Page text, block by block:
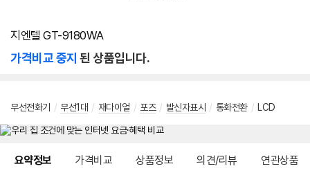
지엔텔 GT-9180WA
가격비교 중지 된 상품입니다.
무선전화기 / 무선1대 / 재다이얼 / 포즈 / 발신자표시 / 통화전환 / LCD
요약정보 가격비교 상품정보 의견/리뷰 연관상품